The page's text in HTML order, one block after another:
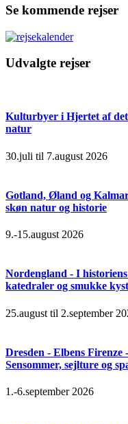
Se kommende rejser
Udvalgte rejser
Kulturbyer i Hjertet af
natur
30.juli til 7.august 2026
Gotland, Øland og
skøn natur og historie
9.-15.august 2026
Nordengland - I
katedraler og smukke
25.august til 2.september
Dresden - Elbens
Sensommer, sejlture og
1.-6.september 2026